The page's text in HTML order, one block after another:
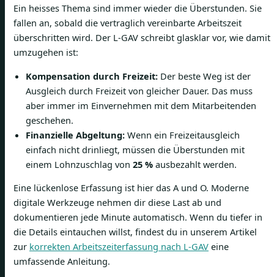
Ein heisses Thema sind immer wieder die Überstunden. Sie
fallen an, sobald die vertraglich vereinbarte Arbeitszeit
überschritten wird. Der L-GAV schreibt glasklar vor, wie damit
umzugehen ist:
Kompensation durch Freizeit: Der beste Weg ist der
Ausgleich durch Freizeit von gleicher Dauer. Das muss
aber immer im Einvernehmen mit dem Mitarbeitenden
geschehen.
Finanzielle Abgeltung: Wenn ein Freizeitausgleich
einfach nicht drinliegt, müssen die Überstunden mit
einem Lohnzuschlag von 25 % ausbezahlt werden.
Eine lückenlose Erfassung ist hier das A und O. Moderne
digitale Werkzeuge nehmen dir diese Last ab und
dokumentieren jede Minute automatisch. Wenn du tiefer in
die Details eintauchen willst, findest du in unserem Artikel
zur korrekten Arbeitszeiterfassung nach L-GAV eine
umfassende Anleitung.